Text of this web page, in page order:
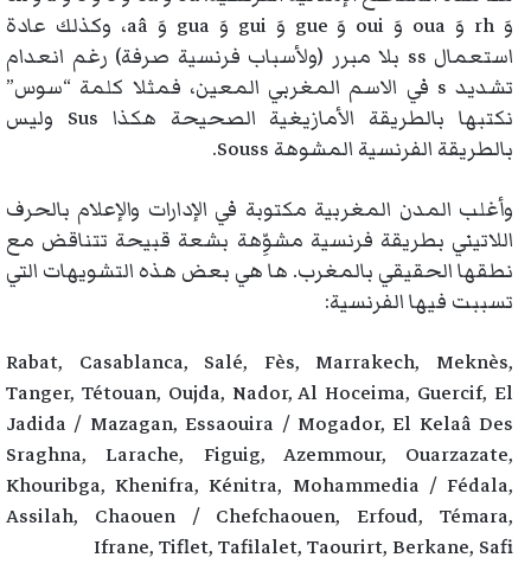
وَ rh وَ oua وَ oui وَ gue وَ gui وَ gua وَ aâ، وكذلك عادة
استعمال ss بلا مبرر (ولأسباب فرنسية صرفة) رغم انعدام
تشديد s في الاسم المغربي المعين، فمثلا كلمة “سوس”
نكتبها بالطريقة الأمازيغية الصحيحة هكذا Sus وليس
بالطريقة الفرنسية المشوهة Souss.
وأغلب المدن المغربية مكتوبة في الإدارات والإعلام بالحرف
اللاتيني بطريقة فرنسية مشوِّهة بشعة قبيحة تتناقض مع
نطقها الحقيقي بالمغرب. ها هي بعض هذه التشويهات التي
تسببت فيها الفرنسية:
Rabat, Casablanca, Salé, Fès, Marrakech, Meknès,
Tanger, Tétouan, Oujda, Nador, Al Hoceima, Guercif, El
Jadida / Mazagan, Essaouira / Mogador, El Kelaâ Des
Sraghna, Larache, Figuig, Azemmour, Ouarzazate,
Khouribga, Khenifra, Kénitra, Mohammedia / Fédala,
Assilah, Chaouen / Chefchaouen, Erfoud, Témara,
Ifrane, Tiflet, Tafilalet, Taourirt, Berkane, Safi